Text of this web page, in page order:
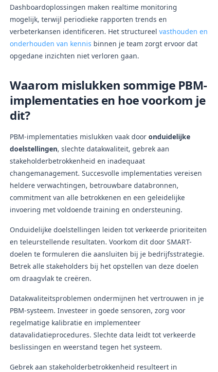
Dashboardoplossingen maken realtime monitoring
mogelijk, terwijl periodieke rapporten trends en
verbeterkansen identificeren. Het structureel vasthouden en
onderhouden van kennis binnen je team zorgt ervoor dat
opgedane inzichten niet verloren gaan.
Waarom mislukken sommige PBM-
implementaties en hoe voorkom je
dit?
PBM-implementaties mislukken vaak door onduidelijke
doelstellingen, slechte datakwaliteit, gebrek aan
stakeholderbetrokkenheid en inadequaat
changemanagement. Succesvolle implementaties vereisen
heldere verwachtingen, betrouwbare databronnen,
commitment van alle betrokkenen en een geleidelijke
invoering met voldoende training en ondersteuning.
Onduidelijke doelstellingen leiden tot verkeerde prioriteiten
en teleurstellende resultaten. Voorkom dit door SMART-
doelen te formuleren die aansluiten bij je bedrijfsstrategie.
Betrek alle stakeholders bij het opstellen van deze doelen
om draagvlak te creëren.
Datakwaliteitsproblemen ondermijnen het vertrouwen in je
PBM-systeem. Investeer in goede sensoren, zorg voor
regelmatige kalibratie en implementeer
datavalidatieprocedures. Slechte data leidt tot verkeerde
beslissingen en weerstand tegen het systeem.
Gebrek aan stakeholderbetrokkenheid resulteert in